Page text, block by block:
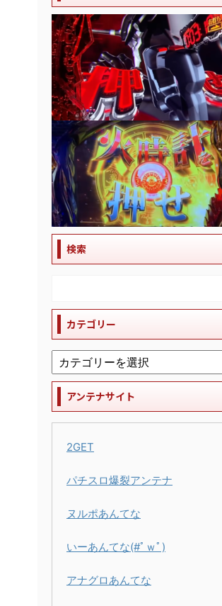
検索
カテゴリー
アンテナサイト
2GET
パチスロ爆裂アンテナ
ヌルポあんてな
いーあんてな(#ﾟｗﾟ)
アナグロあんてな